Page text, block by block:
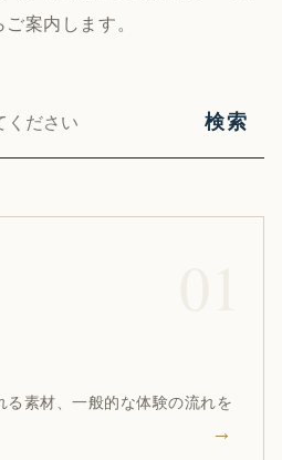
ご案内します。
検索
る素材、一般的な体験の流れを
→